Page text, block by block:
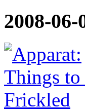
2008-06-